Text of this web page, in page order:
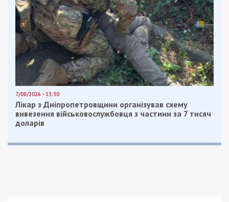
7/08/2026 - 13:30
Лікар з Дніпропетровщини організував схему
вивезення військовослужбовця з частини за 7 тисяч
доларів